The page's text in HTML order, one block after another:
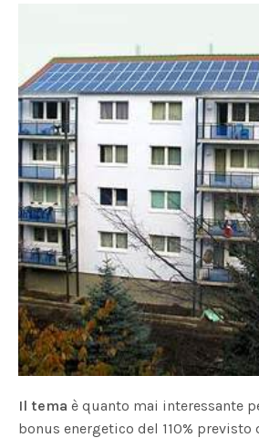
Il tema è quanto mai interessante
bonus energetico del 110% previsto